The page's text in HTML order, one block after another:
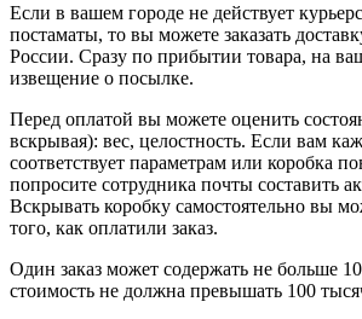
Если в вашем городе не действует
постаматы, то вы можете заказать
России. Сразу по прибытии товара, на
извещение о посылке.
Перед оплатой вы можете оценить
вскрывая): вес, целостность. Если вам
соответствует параметрам или коробка
попросите сотрудника почты составить
Вскрывать коробку самостоятельно вы
того, как оплатили заказ.
Один заказ может содержать не больше
стоимость не должна превышать 100